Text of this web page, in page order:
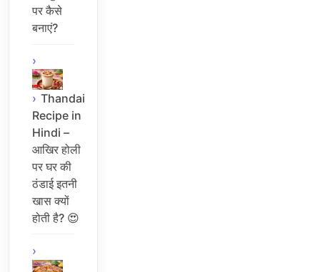
पर कैसे
बनाएं?
Thandai
Recipe in
Hindi –
आखिर होली
पर घर की
ठंडाई इतनी
खास क्यों
होती है? 😍